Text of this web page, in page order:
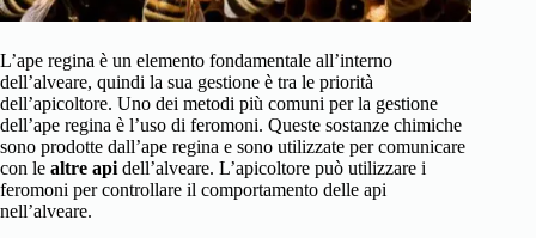
L’ape regina è un elemento fondamentale all’interno
dell’alveare, quindi la sua gestione è tra le priorità
dell’apicoltore. Uno dei metodi più comuni per la gestione
dell’ape regina è l’uso di feromoni. Queste sostanze chimiche
sono prodotte dall’ape regina e sono utilizzate per comunicare
con le altre api dell’alveare. L’apicoltore può utilizzare i
feromoni per controllare il comportamento delle api
nell’alveare.